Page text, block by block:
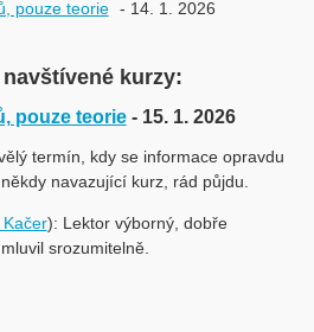
pouze teorie - 14. 1. 2026
kurzy:
pouze teorie - 15. 1. 2026
termín, kdy se informace opravdu
navazující kurz, rád půjdu.
): Lektor výborný, dobře
srozumitelně.